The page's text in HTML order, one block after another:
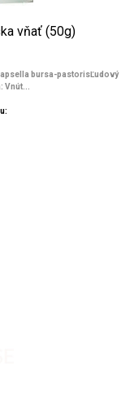
vňať (50g)
bursa-pastorisĽudový